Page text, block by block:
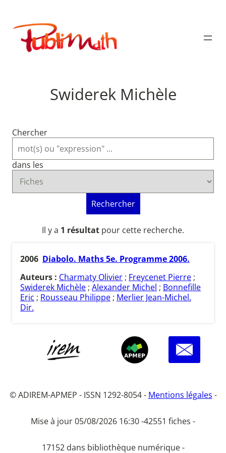
contenu
Publimath
Swiderek Michèle
Chercher
dans les
Rechercher
Il y a 1 résultat pour cette recherche.
2006 Diabolo. Maths 5e. Programme 2006.
Auteurs : Charmaty Olivier ; Freycenet Pierre ;
Swiderek Michèle ; Alexander Michel ; Bonnefille
Eric ; Rousseau Philippe ; Merlier Jean-Michel.
Dir.
© ADIREM-APMEP - ISSN 1292-8054 - Mentions légales -
Mise à jour 05/08/2026 16:30 -42551 fiches -
17152 dans bibliothèque numérique -